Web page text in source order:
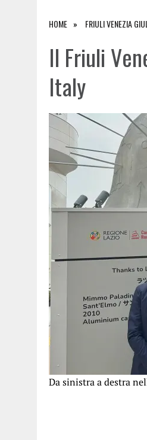
HOME FRIULI VENEZIA
Il Friuli
Italy
Da sinistra a destra